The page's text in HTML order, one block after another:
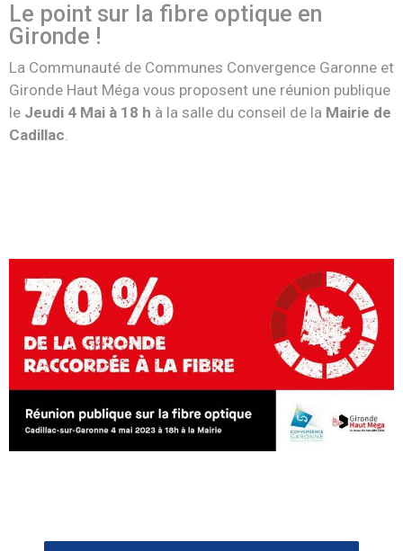
Le point sur la fibre optique en
Gironde !
La Communauté de Communes Convergence Garonne et
Gironde Haut Méga vous proposent une réunion publique
le Jeudi 4 Mai à 18 h à la salle du conseil de la Mairie de
Cadillac.